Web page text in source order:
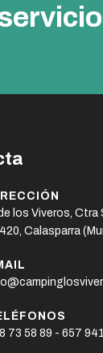
los Viveros, Ctra
Calasparra
73 58 89 - 657